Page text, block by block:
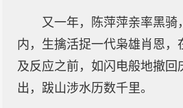
又一年，陈萍萍亲率黑骑
内，生擒活捉一代枭雄肖恩，
及反应之前，如闪电般地撤回
出，跋山涉水历数千里。